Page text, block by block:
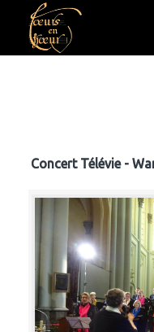
Concert Télévie -